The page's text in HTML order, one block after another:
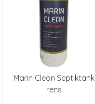
Marin Clean Septiktank
rens